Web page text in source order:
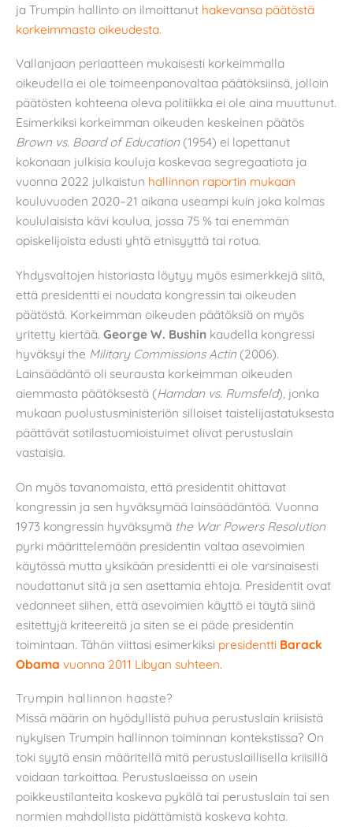
ja Trumpin hallinto on ilmoittanut hakevansa päätöstä
korkeimmasta oikeudesta.
Vallanjaon periaatteen mukaisesti korkeimmalla
oikeudella ei ole toimeenpanovaltaa päätöksiinsä, jolloin
päätösten kohteena oleva politiikka ei ole aina muuttunut.
Esimerkiksi korkeimman oikeuden keskeinen päätös
Brown vs. Board of Education (1954) ei lopettanut
kokonaan julkisia kouluja koskevaa segregaatiota ja
vuonna 2022 julkaistun hallinnon raportin mukaan
kouluvuoden 2020–21 aikana useampi kuin joka kolmas
koululaisista kävi koulua, jossa 75 % tai enemmän
opiskelijoista edusti yhtä etnisyyttä tai rotua.
Yhdysvaltojen historiasta löytyy myös esimerkkejä siitä,
että presidentti ei noudata kongressin tai oikeuden
päätöstä. Korkeimman oikeuden päätöksiä on myös
yritetty kiertää. George W. Bushin kaudella kongressi
hyväksyi the Military Commissions Actin (2006).
Lainsäädäntö oli seurausta korkeimman oikeuden
aiemmasta päätöksestä (Hamdan vs. Rumsfeld), jonka
mukaan puolustusministeriön silloiset taistelijastatuksesta
päättävät sotilastuomioistuimet olivat perustuslain
vastaisia.
On myös tavanomaista, että presidentit ohittavat
kongressin ja sen hyväksymää lainsäädäntöä. Vuonna
1973 kongressin hyväksymä the War Powers Resolution
pyrki määrittelemään presidentin valtaa asevoimien
käytössä mutta yksikään presidentti ei ole varsinaisesti
noudattanut sitä ja sen asettamia ehtoja. Presidentit ovat
vedonneet siihen, että asevoimien käyttö ei täytä siinä
esitettyjä kriteereitä ja siten se ei päde presidentin
toimintaan. Tähän viittasi esimerkiksi presidentti Barack
Obama vuonna 2011 Libyan suhteen.
Trumpin hallinnon haaste?
Missä määrin on hyödyllistä puhua perustuslain kriisistä
nykyisen Trumpin hallinnon toiminnan kontekstissa? On
toki syytä ensin määritellä mitä perustuslaillisella kriisillä
voidaan tarkoittaa. Perustuslaeissa on usein
poikkeustilanteita koskeva pykälä tai perustuslain tai sen
normien mahdollista pidättämistä koskeva kohta.